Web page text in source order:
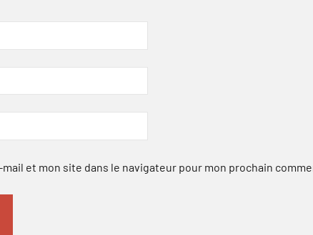
et mon site dans le navigateur pour mon prochain